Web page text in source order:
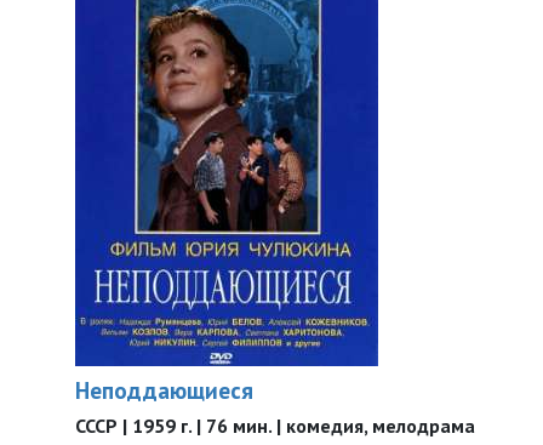
Неподдающиеся
СССР | 1959 г. | 76 мин. | комедия, мелодрама